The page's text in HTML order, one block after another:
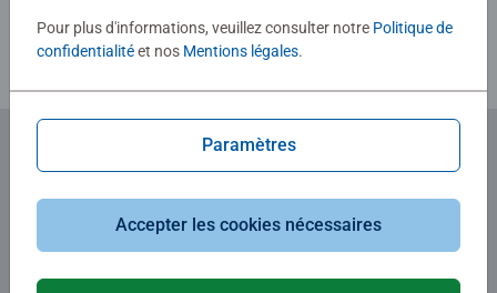
Abonnez-vous à notre newsletter
Pour plus d'informations, veuillez consulter notre Politique de
confidentialitéet nos Mentions légales.
Paramètres
Accepter les cookies nécessaires